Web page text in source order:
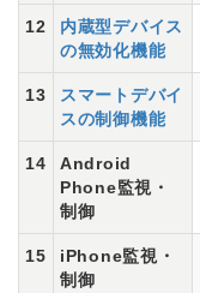
12
内蔵型デバイス
の無効化機能
13
スマートデバイ
スの制御機能
14
Android
Phone監視・
制御
15
iPhone監視・
制御